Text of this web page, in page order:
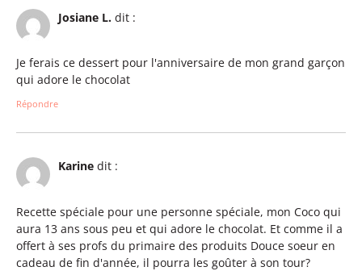
Josiane L. dit :
Je ferais ce dessert pour l'anniversaire de mon grand garçon
qui adore le chocolat
Répondre
Karine dit :
Recette spéciale pour une personne spéciale, mon Coco qui
aura 13 ans sous peu et qui adore le chocolat. Et comme il a
offert à ses profs du primaire des produits Douce soeur en
cadeau de fin d'année, il pourra les goûter à son tour?